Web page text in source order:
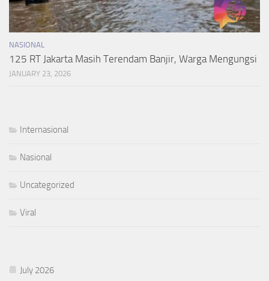
NASIONAL
125 RT Jakarta Masih Terendam Banjir, Warga Mengungsi
JANUARY 23, 2026
Internasional
Nasional
Uncategorized
Viral
July 2026